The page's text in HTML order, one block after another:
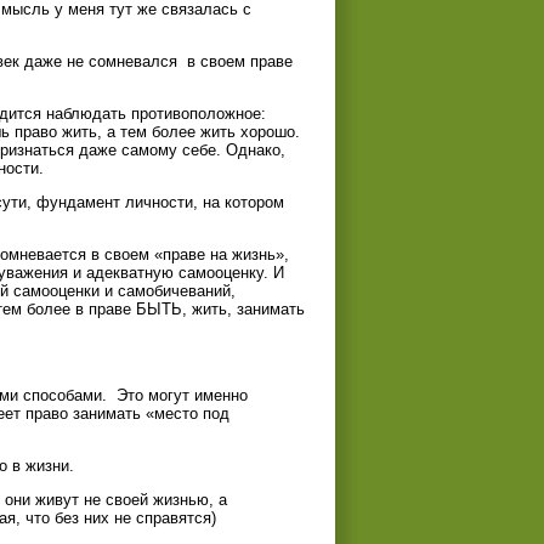
у меня тут же связалась с
даже не сомневался в своем праве
наблюдать противоположное:
право жить, а тем более жить хорошо.
даже самому себе. Однако,
фундамент личности, на котором
в своем «праве на жизнь»,
и адекватную самооценку. И
самооценки и самобичеваний,
более в праве БЫТЬ, жить, занимать
способами. Это могут именно
право занимать «место под
в жизни.
живут не своей жизнью, а
что без них не справятся)